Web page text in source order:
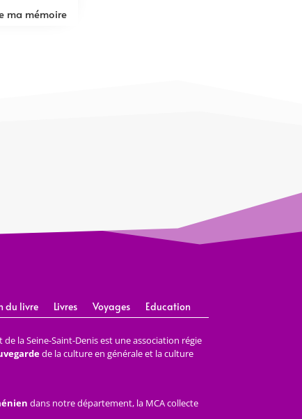
ma mémoire
du livre Livres Voyages Education
la Seine-Saint-Denis est une association régie
de la culture en générale et la culture
dans notre département, la MCA collecte